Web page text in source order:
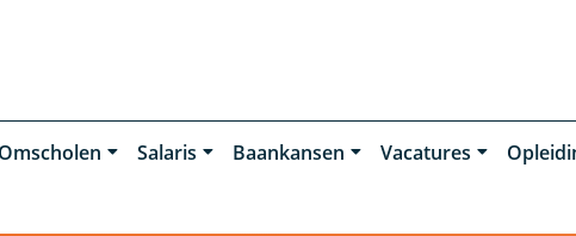
Omscholen Salaris Baankansen Vacatures